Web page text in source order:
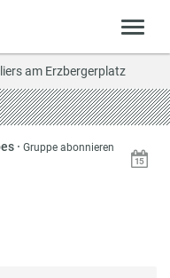
am Erzbergerplatz
·Gruppe abonnieren